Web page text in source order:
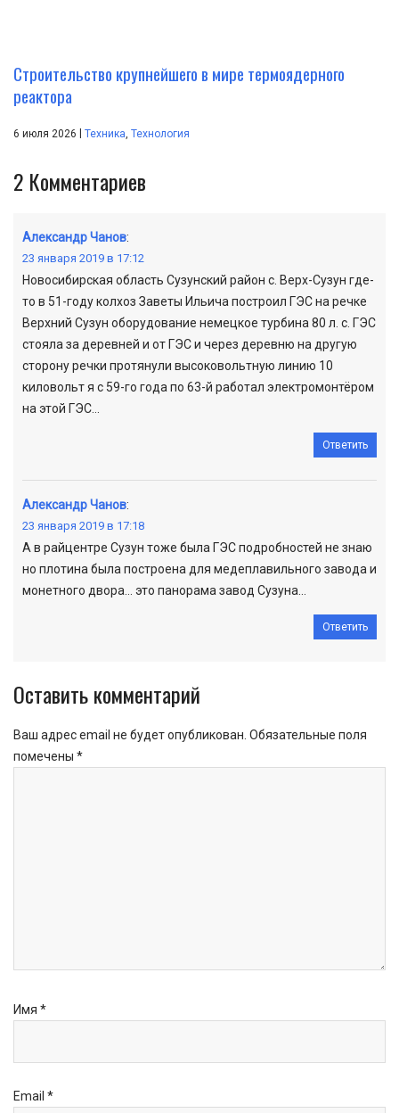
Строительство крупнейшего в мире термоядерного
реактора
6 июля 2026 | Техника Технология
2 Комментариев
Александр Чанов:
23 января 2019 в 17:12
Новосибирская область Сузунский район с. Верх-Сузун где-
то в 51-году колхоз Заветы Ильича построил ГЭС на речке
Верхний Сузун оборудование немецкое турбина 80 л. с. ГЭС
стояла за деревней и от ГЭС и через деревню на другую
сторону речки протянули высоковольтную линию 10
киловольт я с 59-го года по 63-й работал электромонтёром
на этой ГЭС…
Ответить
Александр Чанов:
23 января 2019 в 17:18
А в райцентре Сузун тоже была ГЭС подробностей не знаю
но плотина была построена для медеплавильного завода и
монетного двора… это панорама завод Сузуна…
Ответить
Оставить комментарий
Ваш адрес email не будет опубликован. Обязательные поля
помечены *
Имя *
Email *